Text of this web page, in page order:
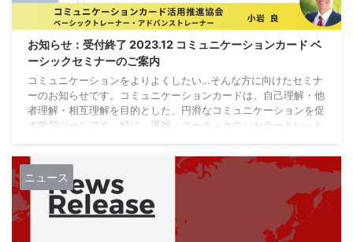
お知らせ：受付終了 2023.12 コミュニケーションカード ベ
ーシックセミナーのご案内
コミュニケーションをよりよくしたい…そんな方に向けたセミナ
ーのお知らせです。コミュニケーションカードは、自己理解・他
者理解・相互理解を目的とした、円滑なコミュニケーションを促
す学習ツールです。特に、講師・コーチ・カウンセラーといった
活用できます。 受付を終了しました ベーシックセミナー開催概
要 ３つの基本ワークを基に、自分をより深く理解するととも
に、他者とのコミュニケーションのヒントを得るセミナーです。
※カードを有料サービスとして活用する場合は、本 ...
ニュース